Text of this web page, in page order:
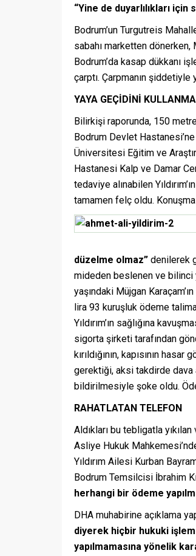
“Yine de duyarlılıkları
Bodrum’un Turgutreis
sabahı marketten dönerken,
Bodrum’da kasap dükkanı
çarptı. Çarpmanın şiddetiyle
YAYA GEÇİDİNİ
Bilirkişi raporunda, 150
Bodrum Devlet Hastanesi’ne
Üniversitesi Eğitim ve
Hastanesi Kalp ve Damar
tedaviye alınabilen
tamamen felç oldu.
düzelme olmaz” denilerek
mideden beslenen ve bilinci
yaşındaki Müjgan
lira 93 kuruşluk ödeme
Yıldırım’ın sağlığına
sigorta şirketi tarafından
kırıldığının, kapısının
gerektiği, aksi takdirde dava
bildirilmesiyle şoke oldu.
RAHATLATAN TELEFON
Aldıkları bu tebligatla
Asliye Hukuk
Yıldırım Ailesi Kurban
Bodrum Temsilcisi İbrahim
herhangi bir ödeme
DHA muhabirine açıklama
diyerek hiçbir hukuki
yapılmamasına yönelik